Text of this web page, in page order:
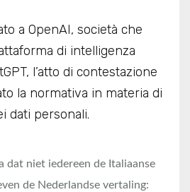
a OpenAI, società che
di intelligenza
l’atto di contestazione
la normativa in materia di
dati personali.
dat niet iedereen de Italiaanse
de Nederlandse vertaling: